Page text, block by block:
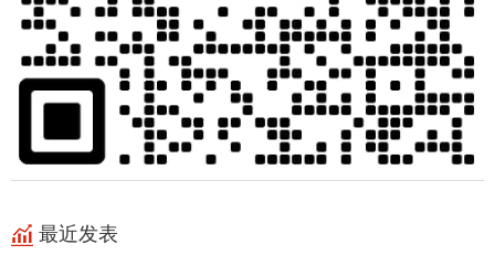
最近发表